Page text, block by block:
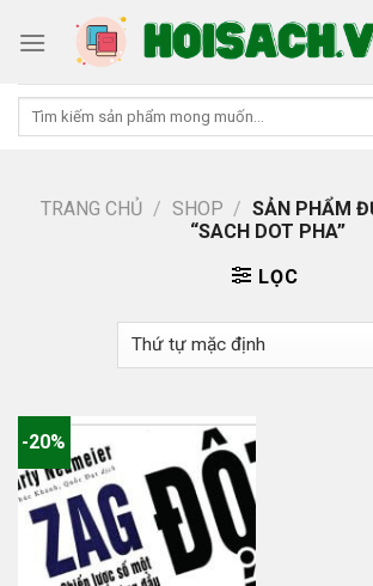
Tìm
TRANG CHỦ / SHOP / SẢN PHẨM
“SACH DOT PHA”
LỌC
-20%